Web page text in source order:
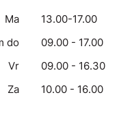
Ma
13.00-17.00
do
09.00 - 17.00
Vr
09.00 - 16.30
Za
10.00 - 16.00